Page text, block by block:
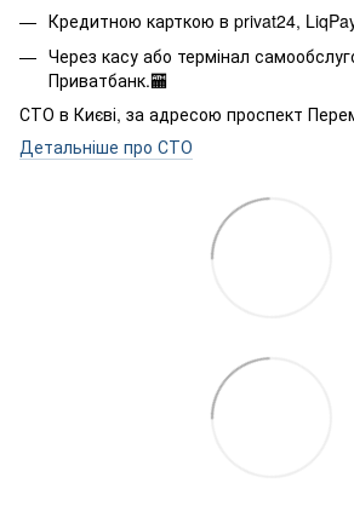
Кредитною карткою в privat24,
Через касу або термінал
Приватбанк.🏧
СТО в Києві, за адресою проспект
Детальніше про СТО